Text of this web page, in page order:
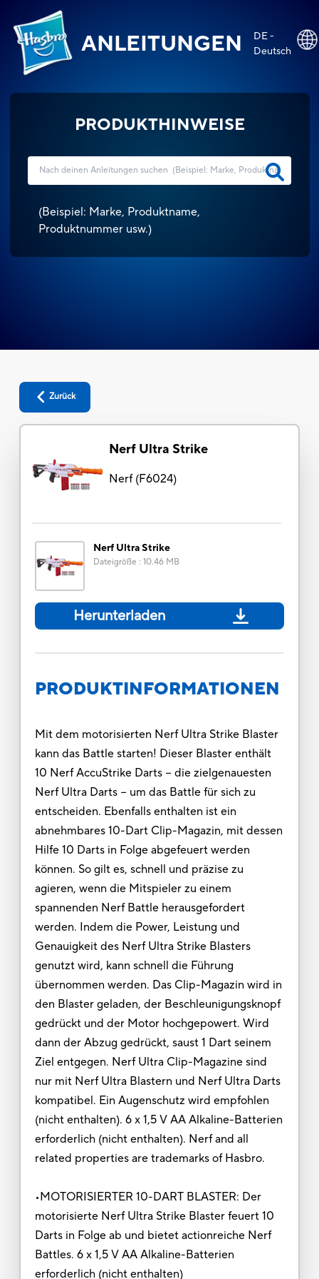
ANLEITUNGEN
DE -
Deutsch
PRODUKTHINWEISE
(Beispiel: Marke, Produktname,
Produktnummer usw.)
Zurück
Nerf Ultra Strike
Nerf(F6024)
Nerf Ultra Strike
Dateigröße : 10.46 MB
Herunterladen
PRODUKTINFORMATIONEN
Mit dem motorisierten Nerf Ultra Strike Blaster
kann das Battle starten! Dieser Blaster enthält
10 Nerf AccuStrike Darts − die zielgenauesten
Nerf Ultra Darts − um das Battle für sich zu
entscheiden. Ebenfalls enthalten ist ein
abnehmbares 10-Dart Clip-Magazin, mit dessen
Hilfe 10 Darts in Folge abgefeuert werden
können. So gilt es, schnell und präzise zu
agieren, wenn die Mitspieler zu einem
spannenden Nerf Battle herausgefordert
werden. Indem die Power, Leistung und
Genauigkeit des Nerf Ultra Strike Blasters
genutzt wird, kann schnell die Führung
übernommen werden. Das Clip-Magazin wird in
den Blaster geladen, der Beschleunigungsknopf
gedrückt und der Motor hochgepowert. Wird
dann der Abzug gedrückt, saust 1 Dart seinem
Ziel entgegen. Nerf Ultra Clip-Magazine sind
nur mit Nerf Ultra Blastern und Nerf Ultra Darts
kompatibel. Ein Augenschutz wird empfohlen
(nicht enthalten). 6 x 1,5 V AA Alkaline-Batterien
erforderlich (nicht enthalten). Nerf and all
related properties are trademarks of Hasbro.
•MOTORISIERTER 10-DART BLASTER: Der
motorisierte Nerf Ultra Strike Blaster feuert 10
Darts in Folge ab und bietet actionreiche Nerf
Battles. 6 x 1,5 V AA Alkaline-Batterien
erforderlich (nicht enthalten)